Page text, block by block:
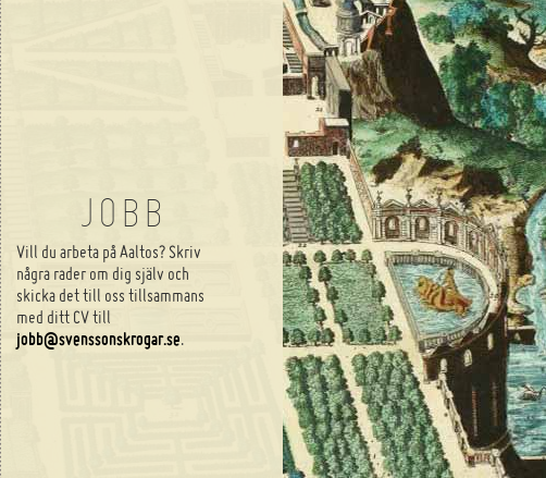
JOBB
Vill du arbeta på Aaltos? Skriv
några rader om dig själv och
skicka det till oss tillsammans
med ditt CV till
jobb@svenssonskrogar.se.